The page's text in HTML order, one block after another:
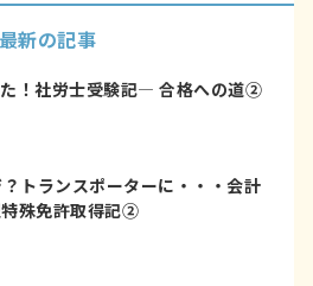
最新の記事
！社労士受験記― 合格への道②
トランスポーターに・・・会計
殊免許取得記②